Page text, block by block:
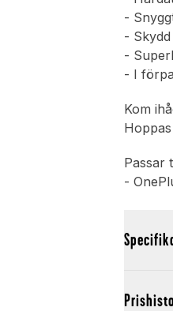
-
-
-
- I
Kom
Passar
-